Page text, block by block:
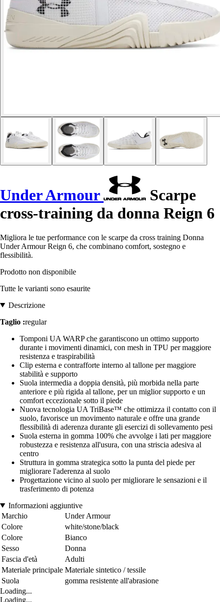
Under Armour
Scarpe
cross-training da donna Reign 6
Migliora le tue performance con le scarpe da cross training Donna
Under Armour Reign 6, che combinano comfort, sostegno e
flessibilità.
Prodotto non disponibile
Tutte le varianti sono esaurite
Descrizione
Taglio :regular
Tomponi UA WARP che garantiscono un ottimo supporto
durante i movimenti dinamici, con mesh in TPU per maggiore
resistenza e traspirabilità
Clip esterna e contrafforte interno al tallone per maggiore
stabilità e supporto
Suola intermedia a doppia densità, più morbida nella parte
anteriore e più rigida al tallone, per un miglior supporto e un
comfort eccezionale sotto il piede
Nuova tecnologia UA TriBase™ che ottimizza il contatto con il
suolo, favorisce un movimento naturale e offre una grande
flessibilità di aderenza durante gli esercizi di sollevamento pesi
Suola esterna in gomma 100% che avvolge i lati per maggiore
robustezza e resistenza all'usura, con una striscia adesiva al
centro
Struttura in gomma strategica sotto la punta del piede per
migliorare l'aderenza al suolo
Progettazione vicino al suolo per migliorare le sensazioni e il
trasferimento di potenza
Informazioni aggiuntive
Marchio
Under Armour
Colore
white/stone/black
Colore
Bianco
Sesso
Donna
Fascia d'età
Adulti
Materiale principale Materiale sintetico / tessile
Suola
gomma resistente all'abrasione
Loading...
Loading...